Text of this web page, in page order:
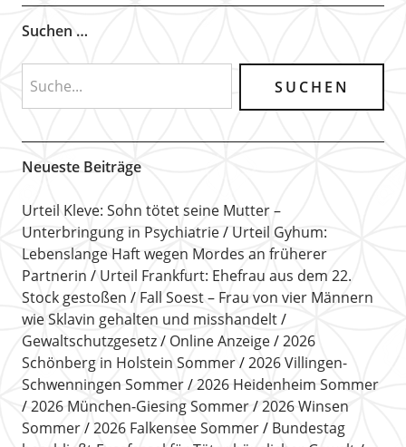
Suchen …
Neueste Beiträge
Urteil Kleve: Sohn tötet seine Mutter –
Unterbringung in Psychiatrie
Urteil Gyhum:
Lebenslange Haft wegen Mordes an früherer
Partnerin
Urteil Frankfurt: Ehefrau aus dem 22.
Stock gestoßen
Fall Soest – Frau von vier Männern
wie Sklavin gehalten und misshandelt
Gewaltschutzgesetz
Online Anzeige
2026
Schönberg in Holstein Sommer
2026 Villingen-
Schwenningen Sommer
2026 Heidenheim Sommer
2026 München-Giesing Sommer
2026 Winsen
Sommer
2026 Falkensee Sommer
Bundestag